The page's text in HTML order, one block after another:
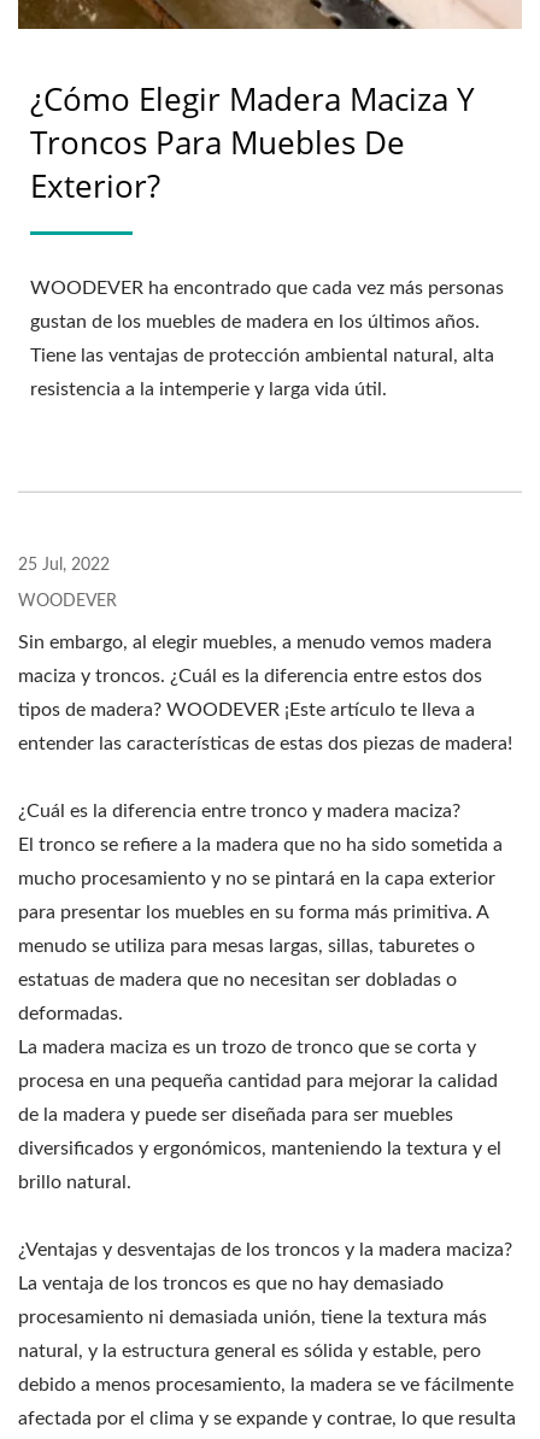
¿Cómo Elegir Madera Maciza Y
Troncos Para Muebles De
Exterior?
WOODEVER ha encontrado que cada vez más personas
gustan de los muebles de madera en los últimos años.
Tiene las ventajas de protección ambiental natural, alta
resistencia a la intemperie y larga vida útil.
25 Jul, 2022
WOODEVER
Sin embargo, al elegir muebles, a menudo vemos madera
maciza y troncos. ¿Cuál es la diferencia entre estos dos
tipos de madera? WOODEVER ¡Este artículo te lleva a
entender las características de estas dos piezas de madera!
¿Cuál es la diferencia entre tronco y madera maciza?
El tronco se refiere a la madera que no ha sido sometida a
mucho procesamiento y no se pintará en la capa exterior
para presentar los muebles en su forma más primitiva. A
menudo se utiliza para mesas largas, sillas, taburetes o
estatuas de madera que no necesitan ser dobladas o
deformadas.
La madera maciza es un trozo de tronco que se corta y
procesa en una pequeña cantidad para mejorar la calidad
de la madera y puede ser diseñada para ser muebles
diversificados y ergonómicos, manteniendo la textura y el
brillo natural.
¿Ventajas y desventajas de los troncos y la madera maciza?
La ventaja de los troncos es que no hay demasiado
procesamiento ni demasiada unión, tiene la textura más
natural, y la estructura general es sólida y estable, pero
debido a menos procesamiento, la madera se ve fácilmente
afectada por el clima y se expande y contrae, lo que resulta